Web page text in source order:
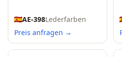
AE-398Lederfarben
Preis anfragen →